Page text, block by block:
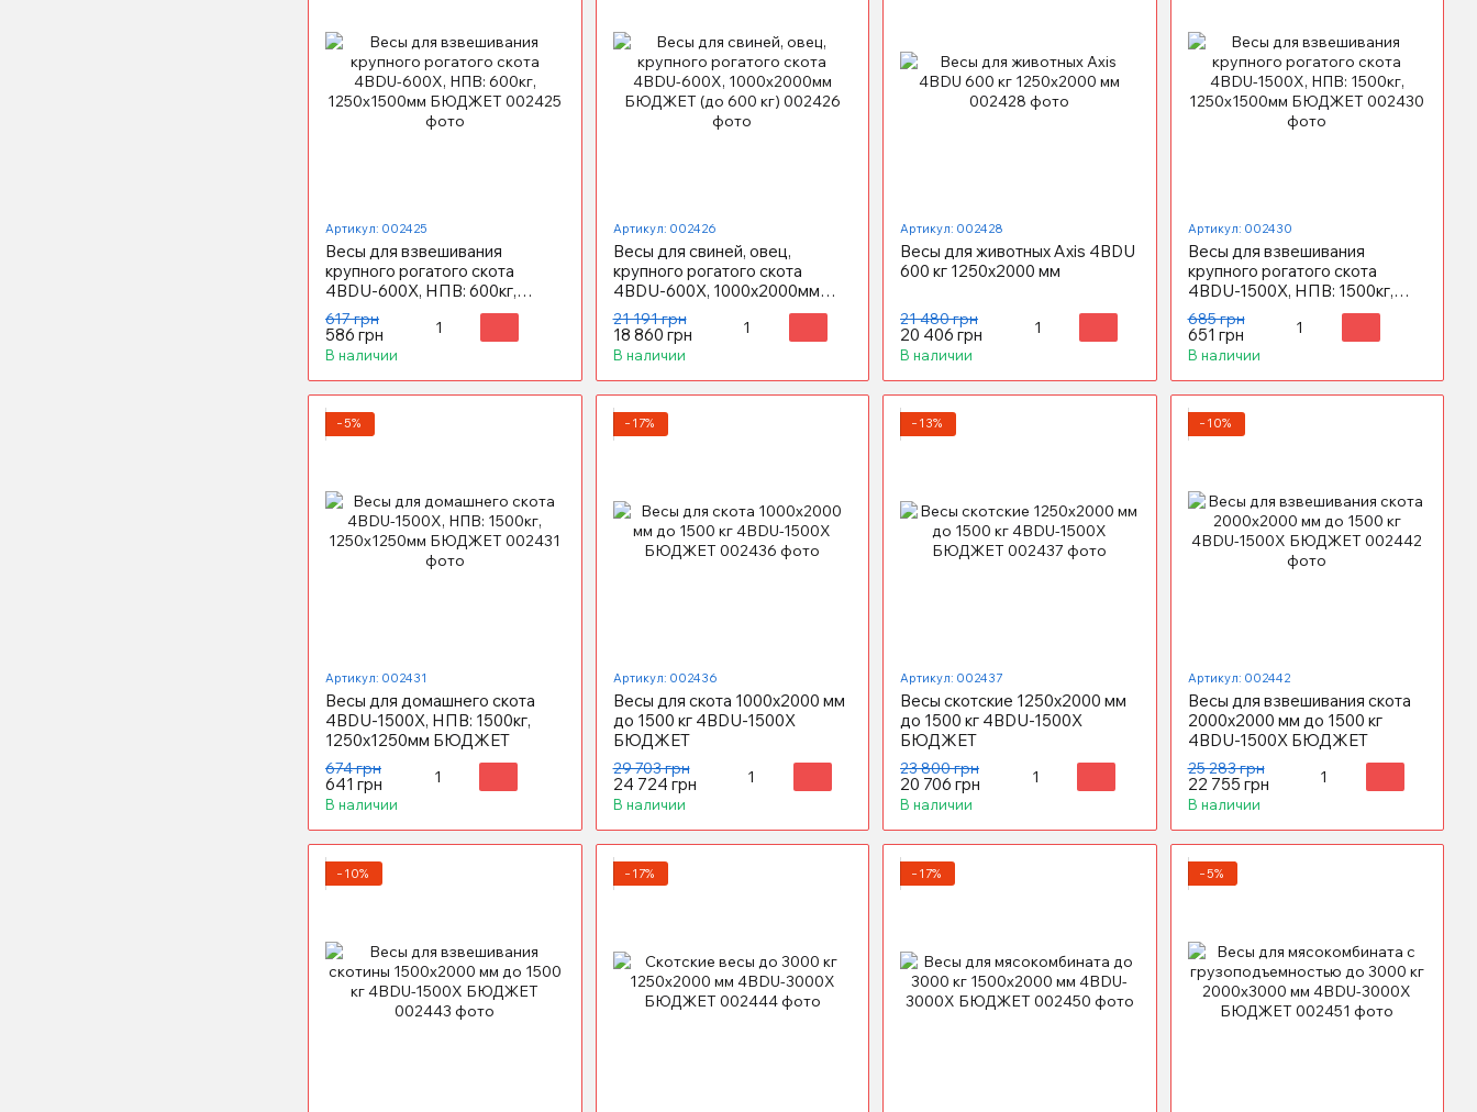
Артикул: 002425
Весы для взвешивания
крупного рогатого скота
4BDU-600X, НПВ: 600кг,
1250х1500мм БЮДЖЕТ
617 грн
586 грн
В наличии
Артикул: 002426
Весы для свиней, овец,
крупного рогатого скота
4BDU-600X, 1000х2000мм
БЮДЖЕТ (до 600 кг)
21 191 грн
18 860 грн
В наличии
Артикул: 002428
Весы для животных Axis 4BDU
600 кг 1250х2000 мм
21 480 грн
20 406 грн
В наличии
Артикул: 002430
Весы для взвешивания
крупного рогатого скота
4BDU-1500X, НПВ: 1500кг,
1250х1500мм БЮДЖЕТ
685 грн
651 грн
В наличии
−5%
Артикул: 002431
Весы для домашнего скота
4BDU-1500X, НПВ: 1500кг,
1250х1250мм БЮДЖЕТ
674 грн
641 грн
В наличии
−17%
Артикул: 002436
Весы для скота 1000x2000 мм
до 1500 кг 4BDU-1500X
БЮДЖЕТ
29 703 грн
24 724 грн
В наличии
−13%
Артикул: 002437
Весы скотские 1250x2000 мм
до 1500 кг 4BDU-1500X
БЮДЖЕТ
23 800 грн
20 706 грн
В наличии
−10%
Артикул: 002442
Весы для взвешивания скота
2000x2000 мм до 1500 кг
4BDU-1500X БЮДЖЕТ
25 283 грн
22 755 грн
В наличии
−10% −17% −17% −5%